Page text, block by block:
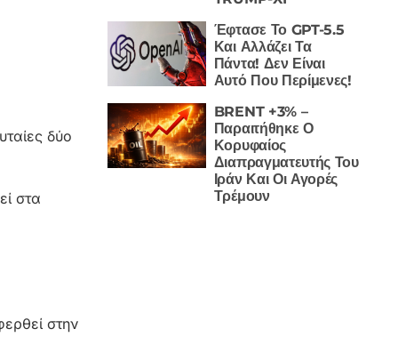
δύο
στα
στην
Έφτασε Το GPT-5.5
Και Αλλάζει Τα
Πάντα! Δεν Είναι
Αυτό Που Περίμενες!
BRENT +3% –
Παραιτήθηκε Ο
Κορυφαίος
Διαπραγματευτής Του
Ιράν Και Οι Αγορές
Τρέμουν